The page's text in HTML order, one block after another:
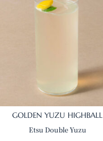
GOLDEN YUZU HIGHBALL
Etsu Double Yuzu